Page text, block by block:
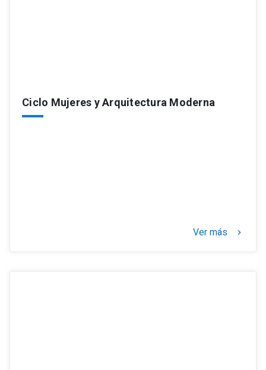
Ciclo Mujeres y Arquitectura Moderna
Ver más keyboard_arrow_right